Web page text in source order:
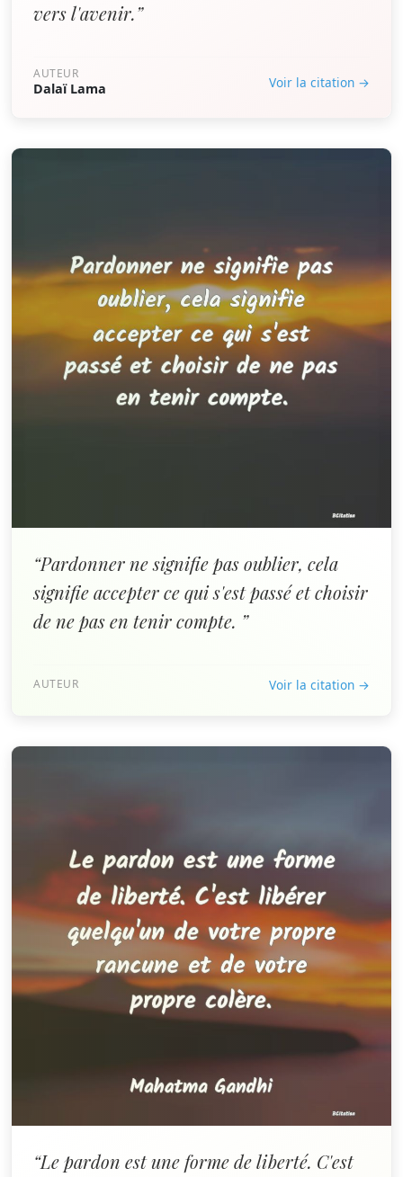
vers l'avenir.”
AUTEUR
Dalaï Lama Voir la citation →
“Pardonner ne signifie pas oublier, cela
signifie accepter ce qui s'est passé et choisir
de ne pas en tenir compte. ”
AUTEUR Voir la citation →
“Le pardon est une forme de liberté. C'est